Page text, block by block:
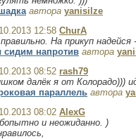
автора yanisilze
12:58 ChurA
На прикуп
напротив автора
08:52 rash79
далёк я от Колорадо)))
параллель автора
08:02 AlexG
и неожиданно. )